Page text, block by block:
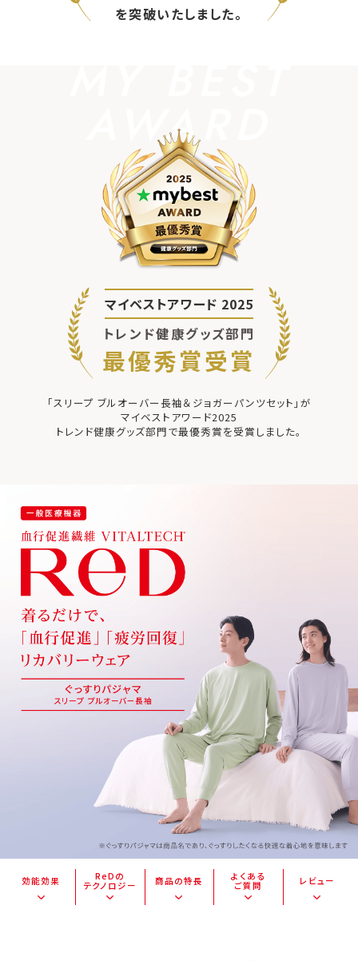
を突破いたしました。
AWARD
マイベストアワード 2025
トレンド健康グッズ部門
最優秀賞受賞
「スリープ ブルオーバー長袖＆ジョガーパンツセット」が
マイベストアワード2025
トレンド健康グッズ部門で最優秀賞を受賞しました。
効能効果
ReDの
テクノロジー
商品の特長
よくある
ご質問
レビュー